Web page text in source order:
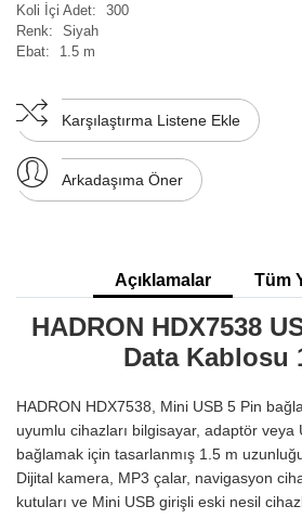
Koli İçi Adet:
300
Renk:
Siyah
Ebat:
1.5 m
Karşılaştırma Listene Ekle
Arkadaşıma Öner
Açıklamalar Tüm
HADRON HDX7538
Data Kablosu
HADRON HDX7538, Mini USB 5 Pin
uyumlu cihazları bilgisayar, adaptör veya
bağlamak için tasarlanmış 1.5 m
Dijital kamera, MP3 çalar, navigasyon
kutuları ve Mini USB girişli eski nesil